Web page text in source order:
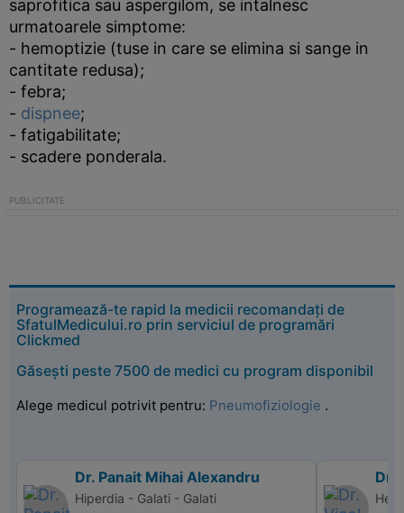
saprofitica sau aspergilom, se intalnesc
urmatoarele simptome:
- hemoptizie (tuse in care se elimina si sange in
cantitate redusa);
- febra;
- dispnee;
- fatigabilitate;
- scadere ponderala.
Programează-te rapid la medicii recomandați de
SfatulMedicului.ro prin serviciul de programări
Clickmed
Găsești peste 7500 de medici cu program disponibil
Alege medicul potrivit pentru: Pneumofiziologie .
Dr. Panait Mihai Alexandru
Hiperdia - Galati - Galati
Dr.